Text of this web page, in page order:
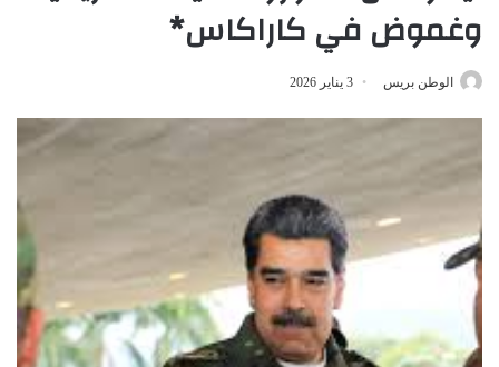
وغموض في كاراكاس*
الوطن بريس 3 يناير 2026